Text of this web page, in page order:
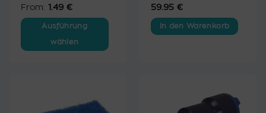
Bewertet
von 5
From: 1.49 €
Ausführung
wählen
Varianten
59.95 €
In den Warenkorb